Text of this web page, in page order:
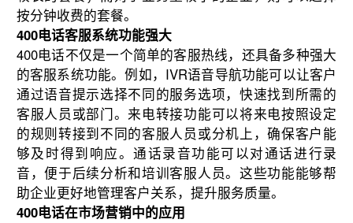
按分钟收费的套餐。
400电话客服系统功能强大
400电话不仅是一个简单的客服热线，还具备多种强大
的客服系统功能。例如，IVR语音导航功能可以让客户
通过语音提示选择不同的服务选项，快速找到所需的
客服人员或部门。来电转接功能可以将来电按照设定
的规则转接到不同的客服人员或分机上，确保客户能
够及时得到响应。通话录音功能可以对通话进行录
音，便于后续分析和培训客服人员。这些功能能够帮
助企业更好地管理客户关系，提升服务质量。
400电话在市场营销中的应用